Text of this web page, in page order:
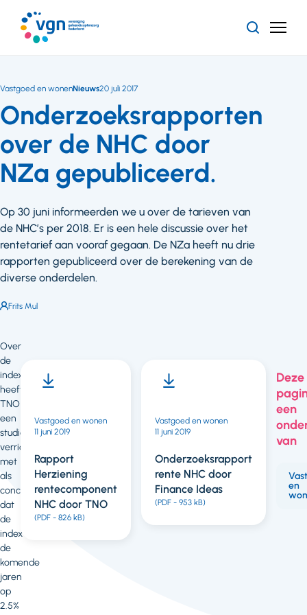
naar
hoofdinhoud
ZoekenMenu
Onderzoeksrapporten
over de NHC door
NZa gepubliceerd.
Vastgoed en wonenNieuws20 juli 2017
Op 30 juni informeerden we u over de tarieven van
de NHC’s per 2018. Er is een hele discussie over het
rentetarief aan vooraf gegaan. De NZa heeft nu drie
rapporten gepubliceerd over de berekening van de
diverse onderdelen.
Auteur:
Frits Mul
Over
de
indexering
heeft
TNO
een
studie
verricht,
met
als
conclusie
dat
de
index
de
komende
jaren
op
2.5%
Indexeringssystematiek
NHC door TNO
(PDF - 725 kB)
Vastgoed en wonen11 juni 2019
Rapport
Herziening
rentecomponent
NHC door TNO
(PDF - 826 kB)
Vastgoed en wonen
11 juni 2019
Onderzoeksrapport
rente NHC door
Finance Ideas
(PDF - 953 kB)
Vastgoed en wonen
11 juni 2019
Deze
een
van
en